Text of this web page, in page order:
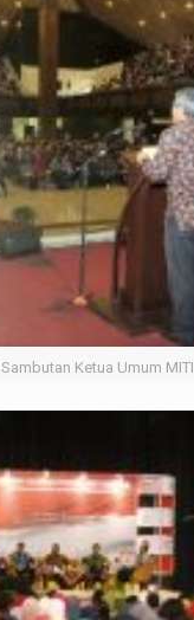
Sambutan Ketua Umum MITI